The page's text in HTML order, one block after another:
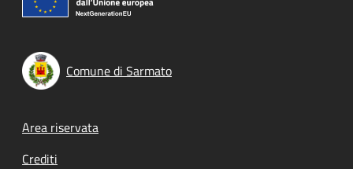
Comune di Sarmato
Footer menu
Area riservata
Crediti